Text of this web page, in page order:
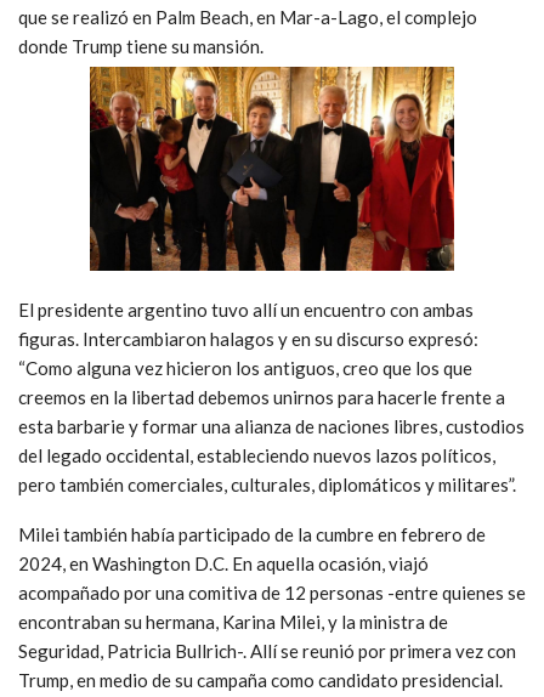
que se realizó en Palm Beach, en Mar-a-Lago, el complejo
donde Trump tiene su mansión.
El presidente argentino tuvo allí un encuentro con ambas
figuras. Intercambiaron halagos y en su discurso expresó:
“Como alguna vez hicieron los antiguos, creo que los que
creemos en la libertad debemos unirnos para hacerle frente a
esta barbarie y formar una alianza de naciones libres, custodios
del legado occidental, estableciendo nuevos lazos políticos,
pero también comerciales, culturales, diplomáticos y militares”.
Milei también había participado de la cumbre en febrero de
2024, en Washington D.C. En aquella ocasión, viajó
acompañado por una comitiva de 12 personas -entre quienes se
encontraban su hermana, Karina Milei, y la ministra de
Seguridad, Patricia Bullrich-. Allí se reunió por primera vez con
Trump, en medio de su campaña como candidato presidencial.